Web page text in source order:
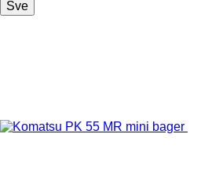
Sve